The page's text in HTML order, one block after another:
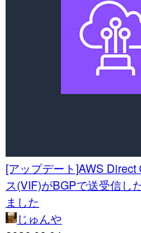
[アップデート]AWS
ス(VIF)がBGPで送受信し
ました
じゅんや